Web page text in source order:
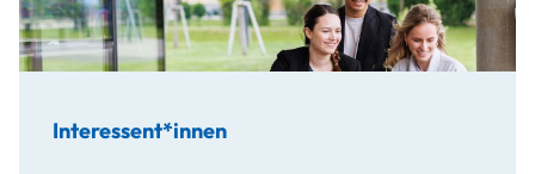
Interessent*innen